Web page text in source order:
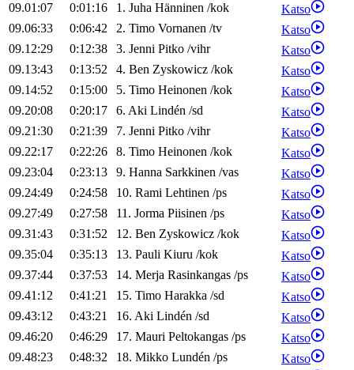
09.01:07
0:01:16 1. Juha Hänninen /kok
Katso
09.06:33
0:06:42 2. Timo Vornanen /tv
Katso
09.12:29
0:12:38 3. Jenni Pitko /vihr
Katso
09.13:43
0:13:52 4. Ben Zyskowicz /kok
Katso
09.14:52
0:15:00 5. Timo Heinonen /kok
Katso
09.20:08
0:20:17 6. Aki Lindén /sd
Katso
09.21:30
0:21:39 7. Jenni Pitko /vihr
Katso
09.22:17
0:22:26 8. Timo Heinonen /kok
Katso
09.23:04
0:23:13 9. Hanna Sarkkinen /vas
Katso
09.24:49
0:24:58 10. Rami Lehtinen /ps
Katso
09.27:49
0:27:58 11. Jorma Piisinen /ps
Katso
09.31:43
0:31:52 12. Ben Zyskowicz /kok
Katso
09.35:04
0:35:13 13. Pauli Kiuru /kok
Katso
09.37:44
0:37:53 14. Merja Rasinkangas /ps
Katso
09.41:12
0:41:21 15. Timo Harakka /sd
Katso
09.43:12
0:43:21 16. Aki Lindén /sd
Katso
09.46:20
0:46:29 17. Mauri Peltokangas /ps
Katso
09.48:23
0:48:32 18. Mikko Lundén /ps
Katso